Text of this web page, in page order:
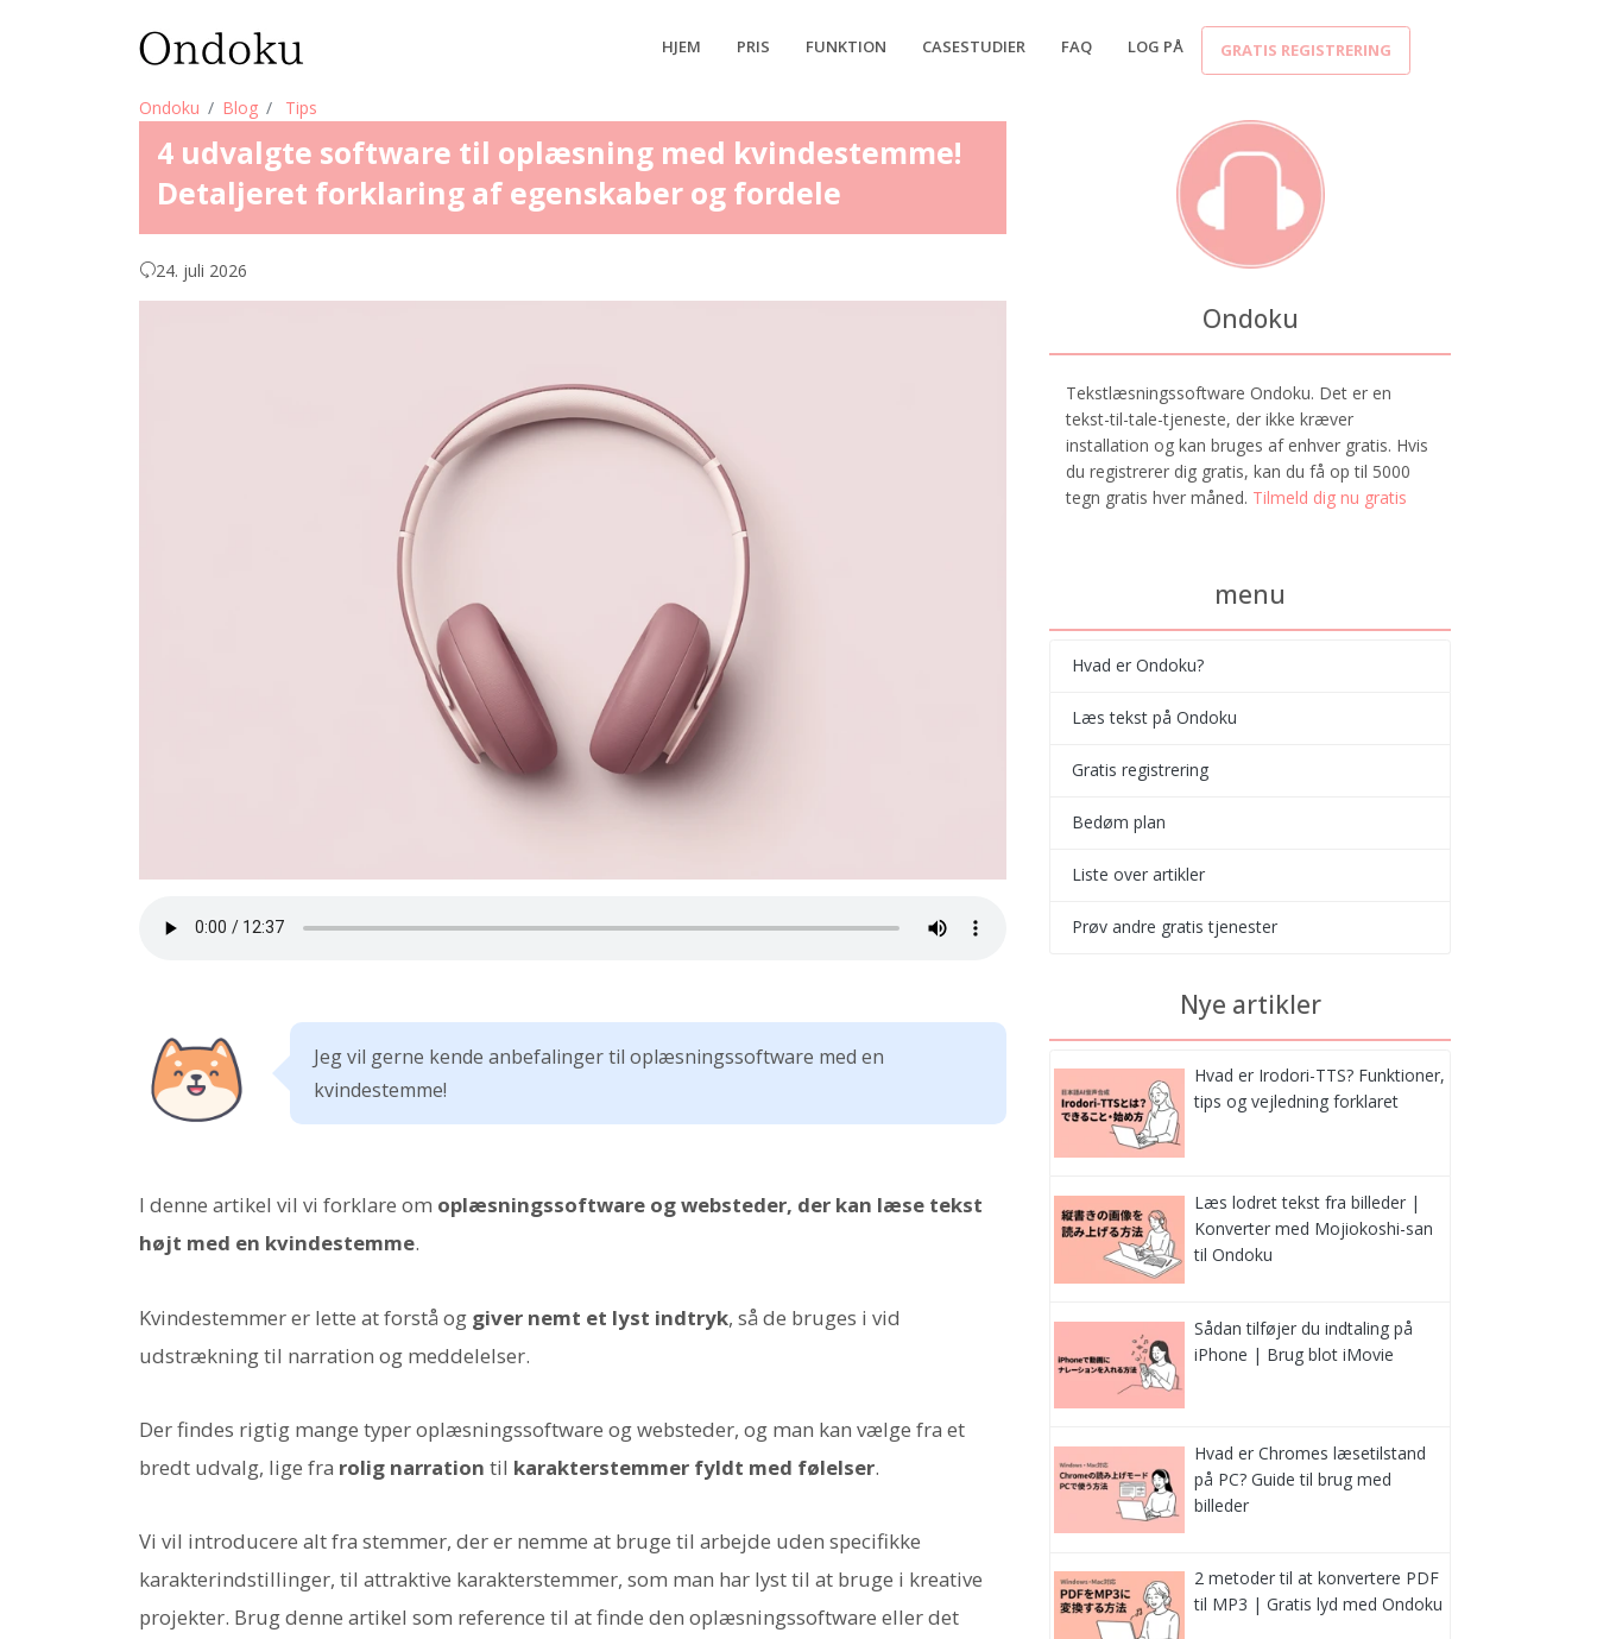
HJEM PRIS FUNKTION CASESTUDIER FAQ LOG PÅ GRATIS REGISTRERING
Ondoku Blog Tips
4 udvalgte software til oplæsning med kvindestemme!
Detaljeret forklaring af egenskaber og fordele
24. juli 2026
Jeg vil gerne kende anbefalinger til oplæsningssoftware med en
kvindestemme!
I denne artikel vil vi forklare om oplæsningssoftware og websteder, der kan læse tekst
højt med en kvindestemme.
Kvindestemmer er lette at forstå og giver nemt et lyst indtryk, så de bruges i vid
udstrækning til narration og meddelelser.
Der findes rigtig mange typer oplæsningssoftware og websteder, og man kan vælge fra et
bredt udvalg, lige fra rolig narration til karakterstemmer fyldt med følelser.
Vi vil introducere alt fra stemmer, der er nemme at bruge til arbejde uden specifikke
karakterindstillinger, til attraktive karakterstemmer, som man har lyst til at bruge i kreative
projekter. Brug denne artikel som reference til at finde den oplæsningssoftware eller det
Ondoku
Tekstlæsningssoftware Ondoku. Det er en
tekst-til-tale-tjeneste, der ikke kræver
installation og kan bruges af enhver gratis. Hvis
du registrerer dig gratis, kan du få op til 5000
tegn gratis hver måned. Tilmeld dig nu gratis
menu
Hvad er Ondoku?
Læs tekst på Ondoku
Gratis registrering
Bedøm plan
Liste over artikler
Prøv andre gratis tjenester
Nye artikler
Hvad er Irodori-TTS? Funktioner,
tips og vejledning forklaret
Læs lodret tekst fra billeder |
Konverter med Mojiokoshi-san
til Ondoku
Sådan tilføjer du indtaling på
iPhone | Brug blot iMovie
Hvad er Chromes læsetilstand
på PC? Guide til brug med
billeder
2 metoder til at konvertere PDF
til MP3 | Gratis lyd med Ondoku